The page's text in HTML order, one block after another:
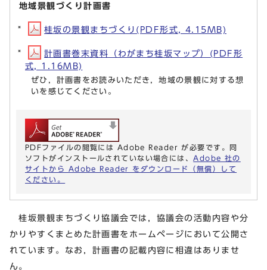
地域景観づくり計画書
桂坂の景観まちづくり(PDF形式, 4.15MB)
計画書巻末資料（わがまち桂坂マップ）(PDF形
式, 1.16MB)
ぜひ，計画書をお読みいただき，地域の景観に対する想
いを感じてください。
PDFファイルの閲覧には Adobe Reader が必要です。同
ソフトがインストールされていない場合には、 Adobe 社の
サイトから Adobe Reader をダウンロード（無償）して
ください。
桂坂景観まちづくり協議会では，協議会の活動内容や分
かりやすくまとめた計画書をホームページにおいて公開さ
れています。なお，計画書の記載内容に相違はありませ
ん。